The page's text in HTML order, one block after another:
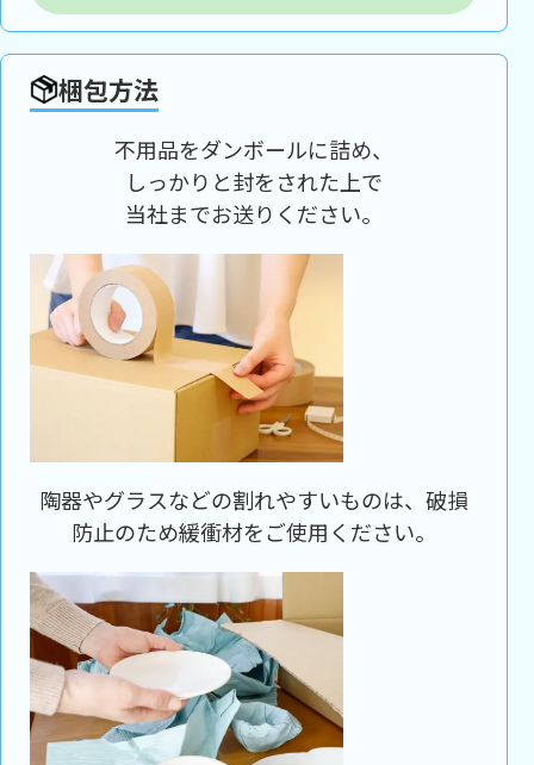
梱包方法
不用品をダンボールに詰め、
しっかりと封をされた上で
当社までお送りください。
陶器やグラスなどの割れやすいものは、破損
防止のため緩衝材をご使用ください。